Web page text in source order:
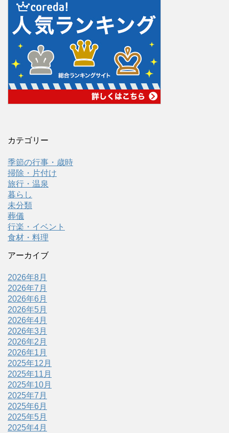
カテゴリー
季節の行事・歳時
掃除・片付け
旅行・温泉
暮らし
未分類
葬儀
行楽・イベント
食材・料理
アーカイブ
2026年8月
2026年7月
2026年6月
2026年5月
2026年4月
2026年3月
2026年2月
2026年1月
2025年12月
2025年11月
2025年10月
2025年7月
2025年6月
2025年5月
2025年4月